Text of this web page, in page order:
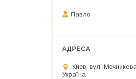
Павло
Киев, вул.
Україна